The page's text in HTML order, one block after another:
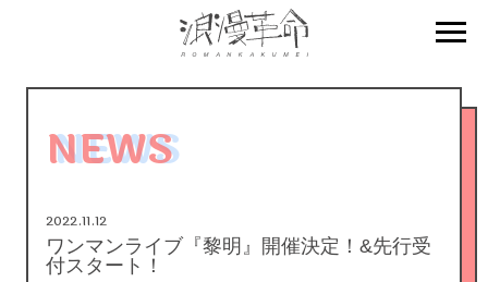
NEWS
2022.11.12
ワンマンライブ『黎明』開催決定！&先行受
付スタート！